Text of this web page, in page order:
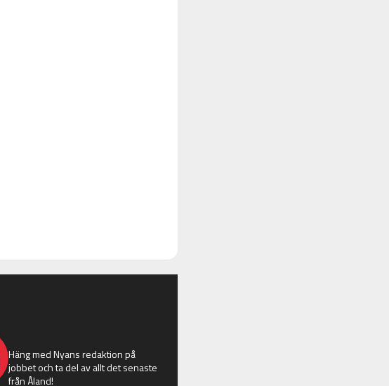
Häng med Nyans redaktion på
jobbet och ta del av allt det senaste
från Åland!